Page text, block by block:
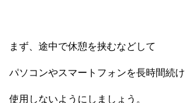
まず、途中で休憩を挟むなどして
パソコンやスマートフォンを長時間続
使用しないようにしましょう。